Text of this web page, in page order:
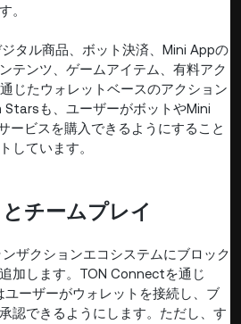
。
タル商品、ボット決済、Mini Appの
テンツ、ゲームアイテム、有料アク
じたウォレットベースのアクション
Starsも、ユーザーがボットやMini
ービスを購入できるようにすること
しています。
チームプレイ
ザクションエコシステムにブロック
加します。TON Connectを通じ
ーザーがウォレットを接続し、ブ
認できるようにします。ただし、す